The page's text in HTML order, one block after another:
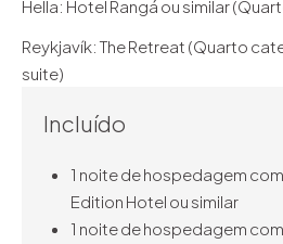
Hella: Hotel Rangá ou similar
Reykjavík: The Retreat (Quarto
suite)
Incluído
1 noite de hospedagem
Edition Hotel ou similar
1 noite de hospedagem